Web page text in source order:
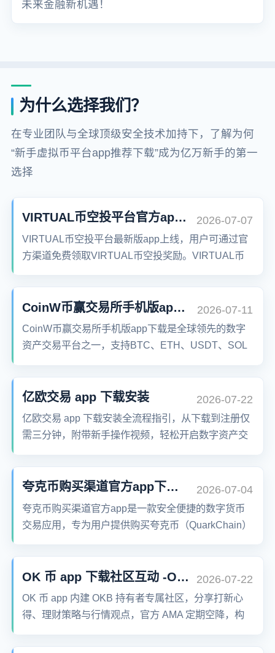
未来金融新机遇！
为什么选择我们？
在专业团队与全球顶级安全技术加持下，了解为何
“新手虚拟币平台app推荐下载”成为亿万新手的第一
选择
VIRTUAL币空投平台官方app下载 2026-07-07
VIRTUAL币空投平台最新版app上线，用户可通过官
方渠道免费领取VIRTUAL币空投奖励。VIRTUAL币
靠，操作简单，全球用户均可参与，轻松获取加密货
币空投福利。
CoinW币赢交易所手机版app下载 2026-07-11
CoinW币赢交易所手机版app下载是全球领先的数字
资产交易平台之一，支持BTC、ETH、USDT、SOL
方式，覆盖超100+币种、200+交易对，为用户提供
安全、稳定、高效的交易体验。
亿欧交易 app 下载安装 2026-07-22
亿欧交易 app 下载安装全流程指引，从下载到注册仅
需三分钟，附带新手操作视频，轻松开启数字资产交
夸克币购买渠道官方app下载安装 2026-07-04
夸克币购买渠道官方app是一款安全便捷的数字货币
交易应用，专为用户提供购买夸克币（QuarkChain）
实时行情、法币交易、数字理财等功能，打造高效、
透明、可靠的区块链投资环境。全球用户信赖的数字
资产平台，轻松实现资产增值。
OK 币 app 下载社区互动 -OKB 持有者圈子 2026-07-22
OK 币 app 内建 OKB 持有者专属社区，分享打新心
得、理财策略与行情观点，官方 AMA 定期空降，构